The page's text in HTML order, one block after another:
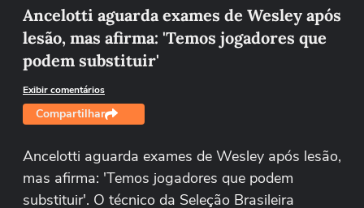
Ancelotti aguarda exames de Wesley após
lesão, mas afirma: 'Temos jogadores que
podem substituir'
Exibir comentários
Compartilhar
Ancelotti aguarda exames de Wesley após lesão,
mas afirma: 'Temos jogadores que podem
substituir'. O técnico da Seleção Brasileira